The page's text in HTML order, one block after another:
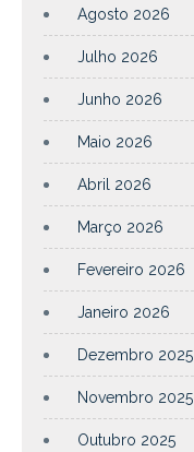
Agosto 2026
Julho 2026
Junho 2026
Maio 2026
Abril 2026
Março 2026
Fevereiro 2026
Janeiro 2026
Dezembro 2025
Novembro 2025
Outubro 2025